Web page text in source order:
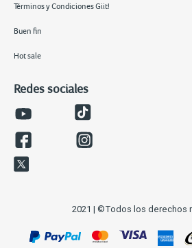
Términos y Condiciones Giit!
Buen fin
Hot sale
Redes sociales
2021 | ©Todos los derechos